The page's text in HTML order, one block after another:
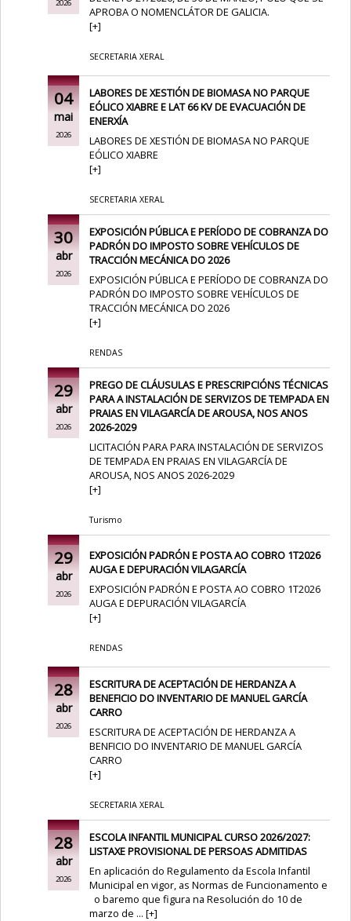
2026
APROBA O NOMENCLÁTOR DE GALICIA.
[+]
SECRETARIA XERAL
04
mai
2026
LABORES DE XESTIÓN DE BIOMASA NO PARQUE
EÓLICO XIABRE E LAT 66 KV DE EVACUACIÓN DE
ENERXÍA
LABORES DE XESTIÓN DE BIOMASA NO PARQUE
EÓLICO XIABRE
[+]
SECRETARIA XERAL
30
abr
2026
EXPOSICIÓN PÚBLICA E PERÍODO DE COBRANZA DO
PADRÓN DO IMPOSTO SOBRE VEHÍCULOS DE
TRACCIÓN MECÁNICA DO 2026
EXPOSICIÓN PÚBLICA E PERÍODO DE COBRANZA DO
PADRÓN DO IMPOSTO SOBRE VEHÍCULOS DE
TRACCIÓN MECÁNICA DO 2026
[+]
RENDAS
29
abr
2026
PREGO DE CLÁUSULAS E PRESCRIPCIÓNS TÉCNICAS
PARA A INSTALACIÓN DE SERVIZOS DE TEMPADA EN
PRAIAS EN VILAGARCÍA DE AROUSA, NOS ANOS
2026-2029
LICITACIÓN PARA PARA INSTALACIÓN DE SERVIZOS
DE TEMPADA EN PRAIAS EN VILAGARCÍA DE
AROUSA, NOS ANOS 2026-2029
[+]
Turismo
29
abr
2026
EXPOSICIÓN PADRÓN E POSTA AO COBRO 1T2026
AUGA E DEPURACIÓN VILAGARCÍA
EXPOSICIÓN PADRÓN E POSTA AO COBRO 1T2026
AUGA E DEPURACIÓN VILAGARCÍA
[+]
RENDAS
28
abr
2026
ESCRITURA DE ACEPTACIÓN DE HERDANZA A
BENEFICIO DO INVENTARIO DE MANUEL GARCÍA
CARRO
ESCRITURA DE ACEPTACIÓN DE HERDANZA A
BENFICIO DO INVENTARIO DE MANUEL GARCÍA
CARRO
[+]
SECRETARIA XERAL
28
abr
2026
ESCOLA INFANTIL MUNICIPAL CURSO 2026/2027:
LISTAXE PROVISIONAL DE PERSOAS ADMITIDAS
En aplicación do Regulamento da Escola Infantil
Municipal en vigor, as Normas de Funcionamento e
o baremo que figura na Resolución do 10 de
marzo de ...[+]